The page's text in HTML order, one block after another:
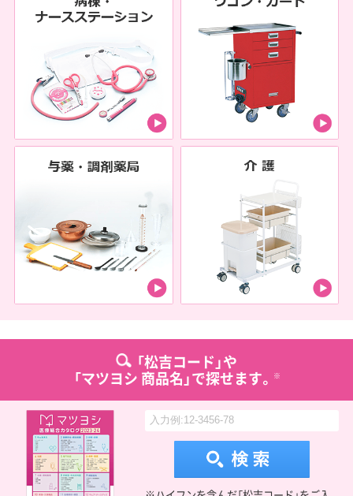
「松吉コード」や
「マツヨシ 商品名」で探せます。
※